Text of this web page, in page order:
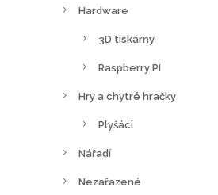
Hardware
3D tiskárny
Raspberry PI
Hry a chytré hračky
Plyšáci
Nářadí
Nezařazené